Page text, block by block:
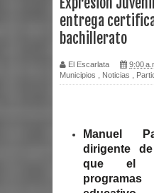
entrega
bachillerato
El Escarlata 9:00
Municipios
Noticias
Manuel
dirigente
que el